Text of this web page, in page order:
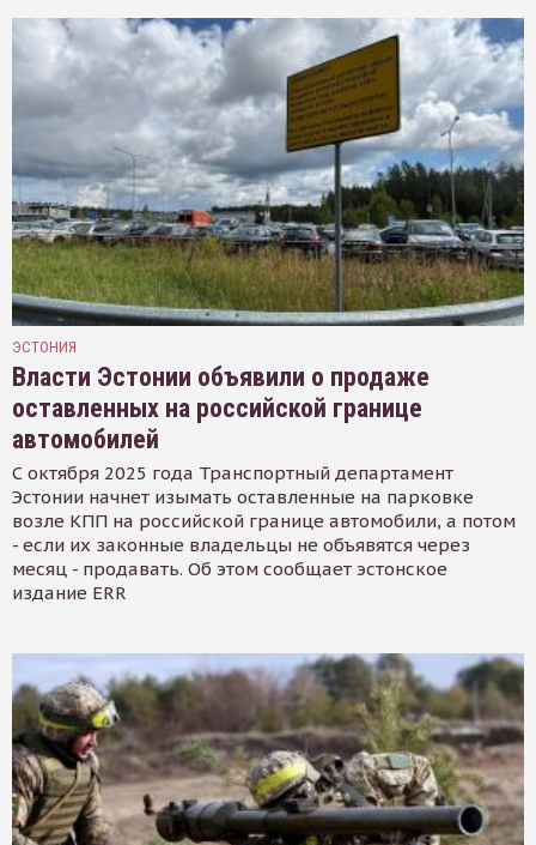
ЭСТОНИЯ
Власти Эстонии объявили о продаже
оставленных на российской границе
автомобилей
С октября 2025 года Транспортный департамент
Эстонии начнет изымать оставленные на парковке
возле КПП на российской границе автомобили, а потом
- если их законные владельцы не объявятся через
месяц - продавать. Об этом сообщает эстонское
издание ERR